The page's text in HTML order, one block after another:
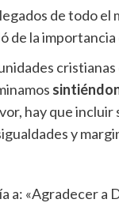
de todo el
de la importancia
hay que
y
a: «Agradecer a